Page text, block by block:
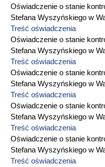
Oświadczenie o stanie
Stefana Wyszyńskiego w
Treść oświadczenia
Oświadczenie o stanie
Stefana Wyszyńskiego w
Treść oświadczenia
Oświadczenie o stanie
Stefana Wyszyńskiego w
Treść oświadczenia
Oświadczenie o stanie
Stefana Wyszyńskiego w
Treść oświadczenia
Oświadczenie o stanie
Stefana Wyszyńskiego w
Treść oświadczenia